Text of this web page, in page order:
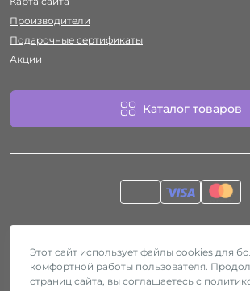
Производители
Подарочные сертификаты
Акции
Каталог товаров
Секс-шоп Htyvka ©
Этот сайт использует файлы cookies для
комфортной работы пользователя.
страниц сайта, вы соглашаетесь с